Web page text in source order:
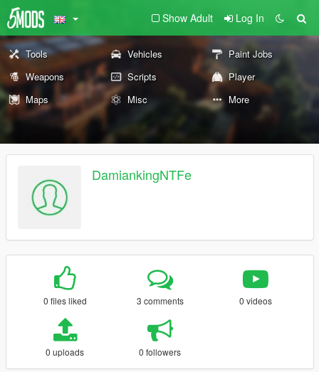
Show Adult Log In
Tools Vehicles
Paint Jobs
Weapons
Scripts
Player
Maps
Misc More
DamiankingNTFe
0 files liked 3 comments 0 videos
0 uploads 0 followers